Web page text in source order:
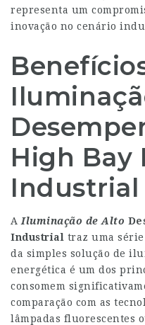
representa um
inovação no cenário
High Bay
Industrial
A Iluminação de Alto
Industrial traz uma
da simples solução de
energética é um dos
consomem
comparação com as
lâmpadas fluorescentes